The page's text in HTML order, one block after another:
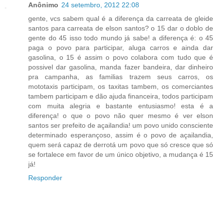
Anônimo 24 setembro, 2012 22:08
gente, vcs sabem qual é a diferença da carreata de gleide
santos para carreata de elson santos? o 15 dar o doblo de
gente do 45 isso todo mundo já sabe! a diferença é: o 45
paga o povo para participar, aluga carros e ainda dar
gasolina, o 15 é assim o povo colabora com tudo que é
possivel dar gasolina, manda fazer bandeira, dar dinheiro
pra campanha, as familias trazem seus carros, os
mototaxis participam, os taxitas tambem, os comerciantes
tambem participam e dão ajuda financeira, todos participam
com muita alegria e bastante entusiasmo! esta é a
diferença! o que o povo não quer mesmo é ver elson
santos ser prefeito de açailandia! um povo unido consciente
determinado esperançoso, assim é o povo de açailandia,
quem será capaz de derrotá um povo que só cresce que só
se fortalece em favor de um único objetivo, a mudança é 15
já!
Responder